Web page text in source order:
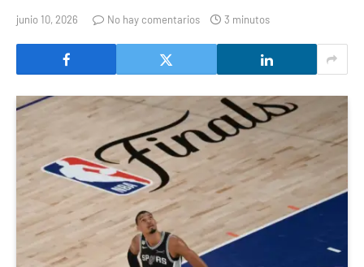
junio 10, 2026 No hay comentarios 3 minutos